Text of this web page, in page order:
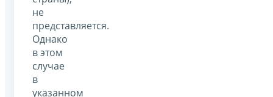
не
представляется.
Однако
в этом
случае
в
указанном